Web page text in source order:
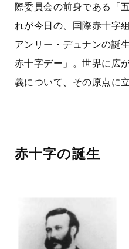
際委員会の前身である「
れが今日の、国際赤十字
アンリー・デュナンの誕
赤十字デー」。世界に広
義について、その原点に
赤十字の誕生